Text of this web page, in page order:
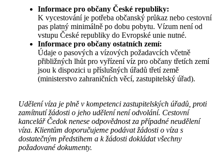
Informace pro občany České republiky:
K vycestování je potřeba občanský průkaz nebo cestovní
pas platný minimálně po dobu pobytu. Vízum není od
vstupu České republiky do Evropské unie nutné.
Informace pro občany ostatních zemí:
Údaje o pasových a vízových požadavcích včetně
přibližných lhůt pro vyřízení víz pro občany třetích zemí
jsou k dispozici u příslušných úřadů třetí země
(ministerstvo zahraničních věcí, zastupitelský úřad).
Udělení víza je plně v kompetenci zastupitelských úřadů, proti
zamítnutí žádosti o jeho udělení není odvolání. Cestovní
kancelář Čedok nenese odpovědnost za případné neudělení
víza. Klientům doporučujeme podávat žádosti o víza s
dostatečným předstihem a k žádosti dokládat všechny
požadované dokumenty.